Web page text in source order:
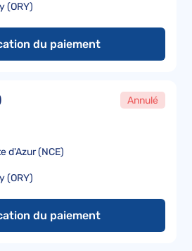
(ORY)
du paiement
Annulé
d'Azur (NCE)
(ORY)
du paiement